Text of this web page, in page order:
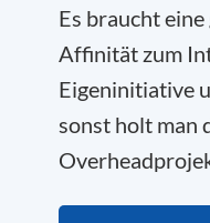
Es braucht eine
Affinität zum
Eigeninitiative
sonst holt man